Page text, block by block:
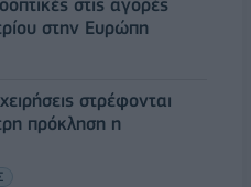
στις αγορές
στην Ευρώπη
στρέφονται
πρόκληση η